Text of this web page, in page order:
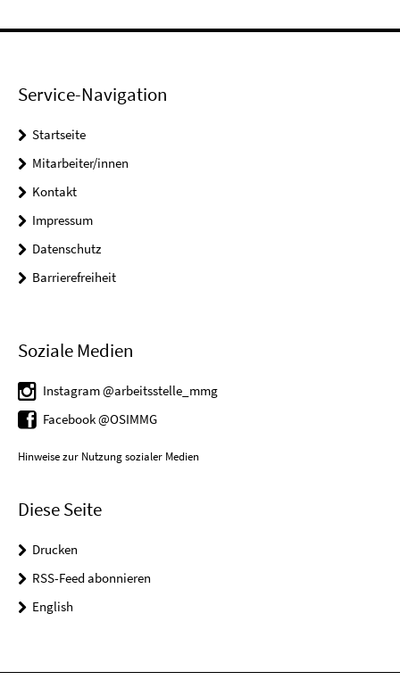
Service-Navigation
Startseite
Mitarbeiter/innen
Kontakt
Impressum
Datenschutz
Barrierefreiheit
Soziale Medien
Instagram @arbeitsstelle_mmg
Facebook @OSIMMG
Hinweise zur Nutzung sozialer Medien
Diese Seite
Drucken
RSS-Feed abonnieren
English